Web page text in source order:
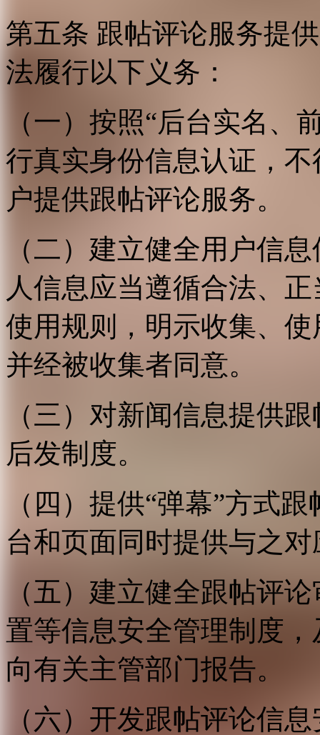
第五条 跟帖评论服务提
法履行以下义务：
（一）按照“后台实名、
行真实身份信息认证，
户提供跟帖评论服务。
（二）建立健全用户信
人信息应当遵循合法、
使用规则，明示收集、
并经被收集者同意。
（三）对新闻信息提供
后发制度。
（四）提供“弹幕”方式
台和页面同时提供与之
（五）建立健全跟帖评
置等信息安全管理制度
向有关主管部门报告。
（六）开发跟帖评论信